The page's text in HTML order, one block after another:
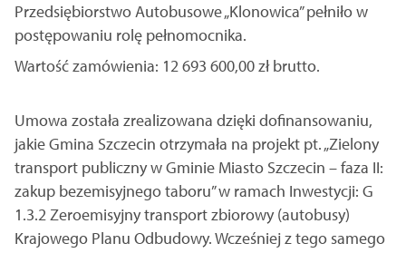
Przedsiębiorstwo Autobusowe „Klonowica” pełniło w
postępowaniu rolę pełnomocnika.
Wartość zamówienia: 12 693 600,00 zł brutto.
Umowa została zrealizowana dzięki dofinansowaniu,
jakie Gmina Szczecin otrzymała na projekt pt. „Zielony
transport publiczny w Gminie Miasto Szczecin – faza II:
zakup bezemisyjnego taboru” w ramach Inwestycji: G
1.3.2 Zeroemisyjny transport zbiorowy (autobusy)
Krajowego Planu Odbudowy. Wcześniej z tego samego